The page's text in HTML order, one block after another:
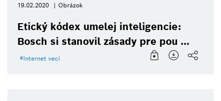
19.02.2020 Obrázok
Etický kódex umelej inteligencie:
Bosch si stanovil zásady pre pou ...
Internet vecí